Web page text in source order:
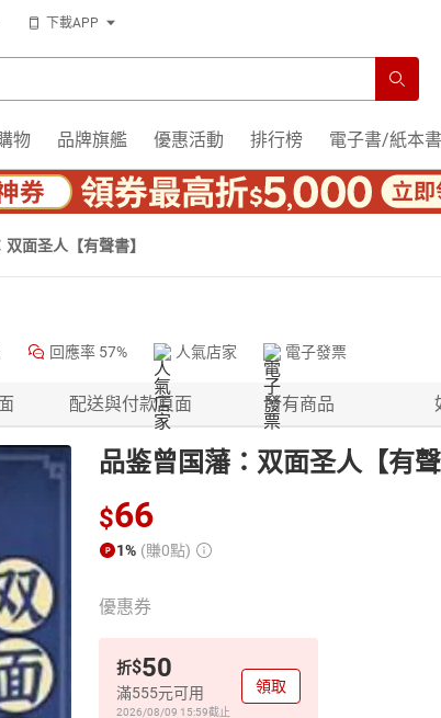
下載APP
物 品牌旗艦 優惠活動 排行榜 電子書/紙本書
面圣人【有聲書】
回應率 57% 人氣店家 電子發票
配送與付款頁面 所有商品
品鉴曾国藩：双面圣人【有
$66
1% (賺0點)
優惠券
折$50
滿555元可用
2026/08/09 15:59截止
領取